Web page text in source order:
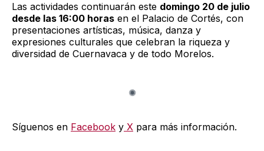
Las actividades continuarán este domingo 20 de julio
desde las 16:00 horas en el Palacio de Cortés, con
presentaciones artísticas, música, danza y
expresiones culturales que celebran la riqueza y
diversidad de Cuernavaca y de todo Morelos.
Síguenos en Facebook y X para más información.